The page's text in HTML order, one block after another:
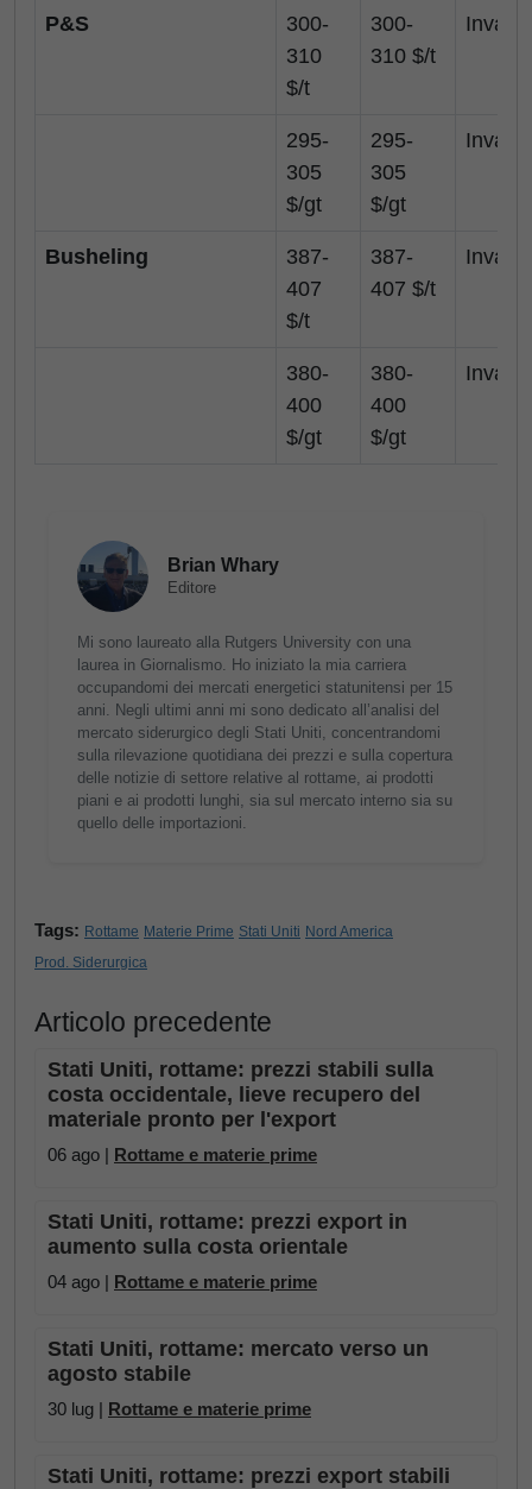
P&S
300-
310
$/t
300-
310 $/t
295-
305
$/gt
295-
305
$/gt
Busheling
387-
407
$/t
387-
407 $/t
380-
400
$/gt
380-
400
$/gt
Brian Whary
Editore
Mi sono laureato alla Rutgers University con una
laurea in Giornalismo. Ho iniziato la mia carriera
occupandomi dei mercati energetici statunitensi per 15
anni. Negli ultimi anni mi sono dedicato all’analisi del
mercato siderurgico degli Stati Uniti, concentrandomi
sulla rilevazione quotidiana dei prezzi e sulla copertura
delle notizie di settore relative al rottame, ai prodotti
piani e ai prodotti lunghi, sia sul mercato interno sia su
quello delle importazioni.
Tags: Rottame Materie Prime Stati Uniti Nord America
Prod. Siderurgica
Articolo precedente
Stati Uniti, rottame: prezzi stabili sulla
costa occidentale, lieve recupero del
materiale pronto per l'export
06 ago | Rottame e materie prime
Stati Uniti, rottame: prezzi export in
aumento sulla costa orientale
04 ago | Rottame e materie prime
Stati Uniti, rottame: mercato verso un
agosto stabile
30 lug | Rottame e materie prime
Stati Uniti, rottame: prezzi export stabili